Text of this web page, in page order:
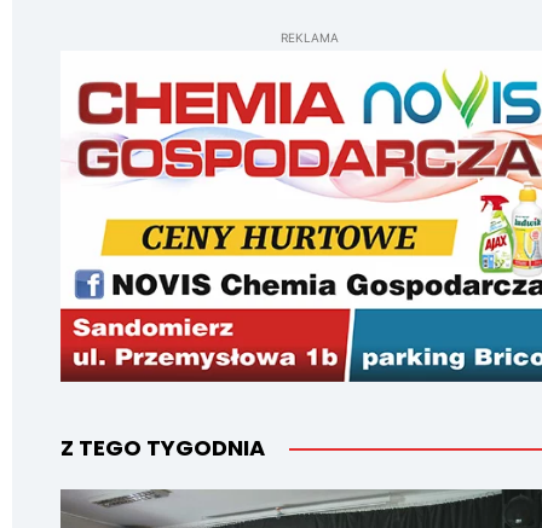
REKLAMA
Z TEGO TYGODNIA